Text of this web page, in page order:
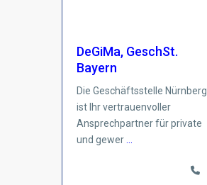
DeGiMa, GeschSt.
Bayern
Die Geschäftsstelle Nürnberg
ist Ihr vertrauenvoller
Ansprechpartner für private
und gewer